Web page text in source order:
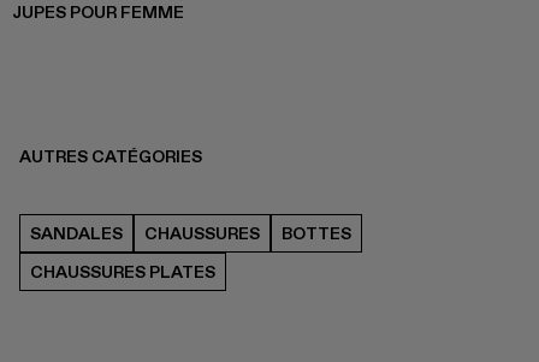
JUPES POUR FEMME
AUTRES CATÉGORIES
SANDALES CHAUSSURES
BOTTES
CHAUSSURES PLATES